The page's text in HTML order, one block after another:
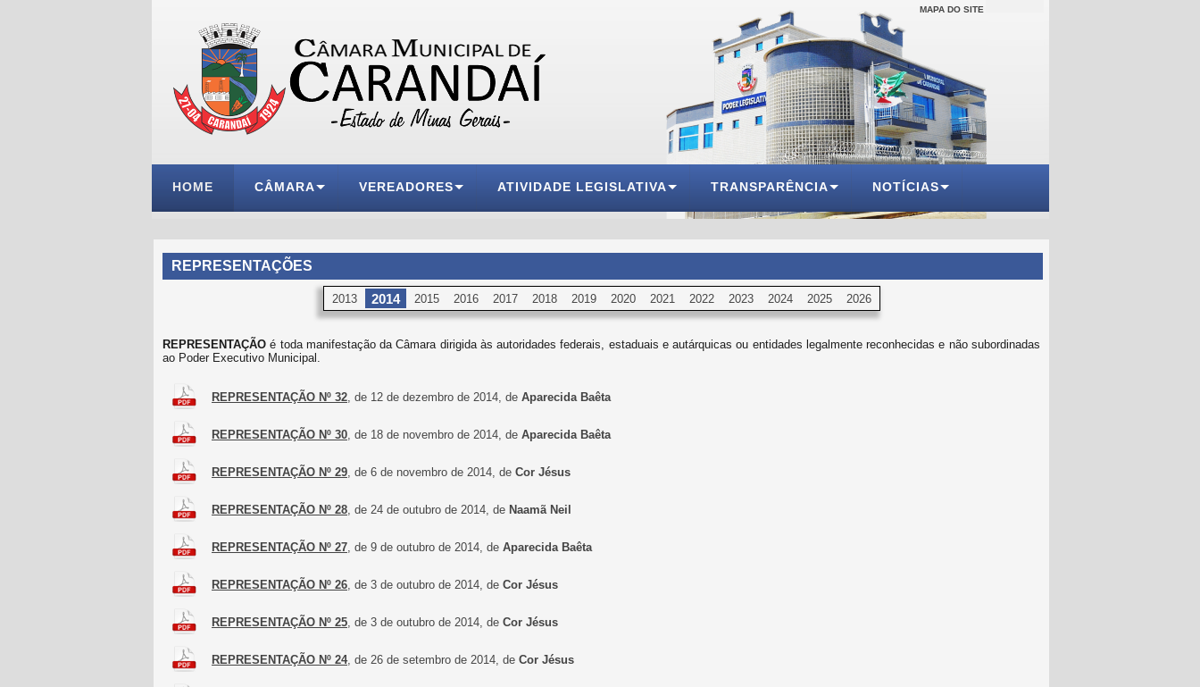
MAPA DO SITE
HOME CÂMARA VEREADORES ATIVIDADE LEGISLATIVA TRANSPARÊNCIA NOTÍCIAS
REPRESENTAÇÕES
2013 2014 2015 2016 2017 2018 2019 2020 2021 2022 2023 2024 2025 2026
REPRESENTAÇÃO é toda manifestação da Câmara dirigida às autoridades federais, estaduais e autárquicas ou entidades legalmente reconhecidas e não subordinadas
ao Poder Executivo Municipal.
REPRESENTAÇÃO Nº 32, de 12 de dezembro de 2014, de Aparecida Baêta
REPRESENTAÇÃO Nº 30, de 18 de novembro de 2014, de Aparecida Baêta
REPRESENTAÇÃO Nº 29, de 6 de novembro de 2014, de Cor Jésus
REPRESENTAÇÃO Nº 28, de 24 de outubro de 2014, de Naamã Neil
REPRESENTAÇÃO Nº 27, de 9 de outubro de 2014, de Aparecida Baêta
REPRESENTAÇÃO Nº 26, de 3 de outubro de 2014, de Cor Jésus
REPRESENTAÇÃO Nº 25, de 3 de outubro de 2014, de Cor Jésus
REPRESENTAÇÃO Nº 24, de 26 de setembro de 2014, de Cor Jésus